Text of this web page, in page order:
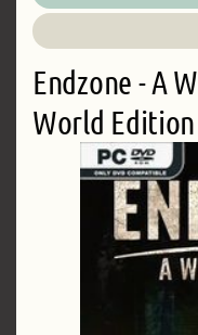
Endzone - A
World Edition